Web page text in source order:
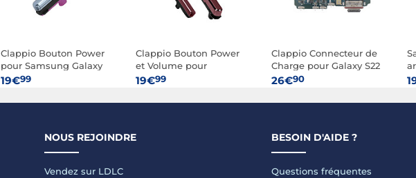
Clappio Bouton Power
pour Samsung Galaxy
S10 et S10 Plus
19€99
Clappio Bouton Power
et Volume pour
Samsung Galaxy S22
19€99
Clappio Connecteur de
Charge pour Galaxy S22
Ultra Micro et Lecteur
26€90
NOUS REJOINDRE
Vendez sur LDLC
BESOIN D'AIDE ?
Questions fréquentes